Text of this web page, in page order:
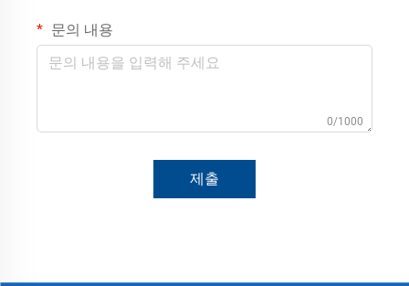
문의 내용
0/1000
제출